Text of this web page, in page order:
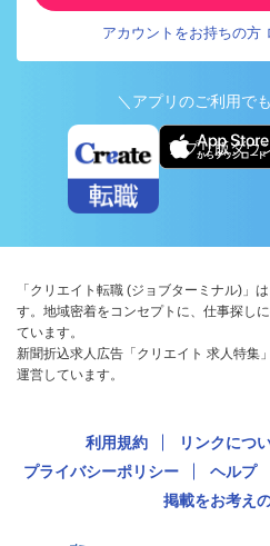
アカウントをお持ちの方
＼アプリのご利用で
アプリ版ダウ
「クリエイト転職 (ジョブターミナル)」
す。地域密着をコンセプトに、仕事探し
ています。
新聞折込求人広告「クリエイト 求人特集
運営しています。
利用規約 リンクにつ
プライバシーポリシー
ヘルプ
掲載をお考え